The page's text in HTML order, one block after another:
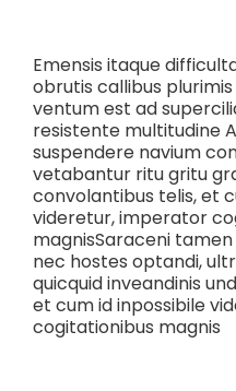
Emensis itaque
obrutis callibus
ventum est ad
resistente multitudine
suspendere navium
vetabantur ritu gritu
convolantibus telis, et
videretur, imperator
magnisSaraceni
nec hostes optandi,
quicquid inveandinis
et cum id inpossibile
cogitationibus magnis